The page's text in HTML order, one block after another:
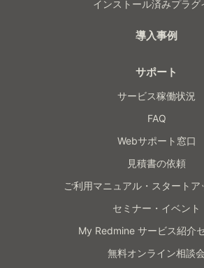
インストール済みプラグ
導入事例
サポート
サービス稼働状況
FAQ
Webサポート窓口
見積書の依頼
ご利用マニュアル・スタートア
セミナー・イベント
My Redmine サービス紹介
無料オンライン相談会